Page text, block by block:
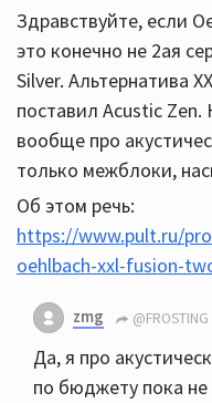
Здравствуйте, если
это конечно не 2ая
Silver. Альтернатива
поставил Acustic
вообще про
только межблоки,
Об этом речь:
https://www.pult.ru/
oehlbach-xxl-fusion-
zmg @FROSTING
Да, я про
по бюджету пока